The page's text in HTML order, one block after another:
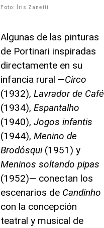
Foto: Íris Zanetti
Algunas de las pinturas
de Portinari inspiradas
directamente en su
infancia rural —Circo
(1932), Lavrador de Café
(1934), Espantalho
(1940), Jogos infantis
(1944), Menino de
Brodósqui(1951) y
Meninos soltando pipas
(1952)— conectan los
escenarios de Candinho
con la concepción
teatral y musical de